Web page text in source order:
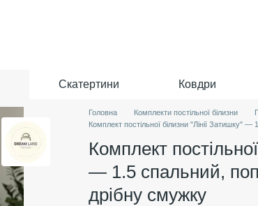
Скатертини Ковдри
Головна Комплекти постільної білизни
Комплект постільної білизни "Лінії Затишку"
Комплект
— 1.5 спальний,
дрібну смужку